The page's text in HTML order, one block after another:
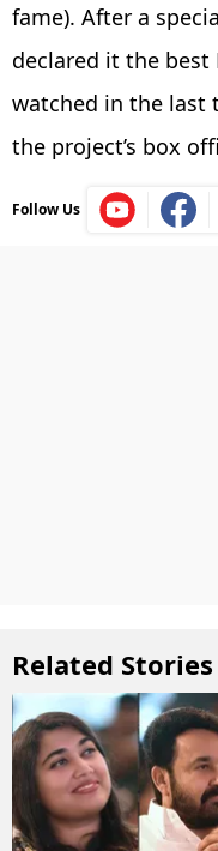
fame). After a
declared it the best
watched in the last
the project’s box
Follow Us
Related Stories